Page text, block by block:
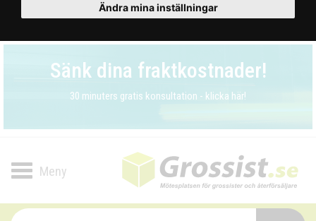
Ändra mina inställningar
Sänk dina fraktkostnader!
30 minuters gratis konsultation - klicka här!
Toggle